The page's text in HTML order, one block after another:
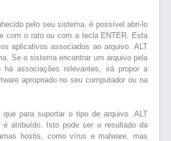
pelo seu sistema, é possível abri-lo
com o rato ou com a tecla ENTER. Esta
aplicativos associados ao arquivo .ALT
Se o sistema encontrar um arquivo pela
há associações relevantes, irá propor a
apropriado no seu computador ou na
para suportar o tipo de arquivo .ALT
é atribuído. Isto pode ser o resultado da
hostis, como vírus e malware, mas